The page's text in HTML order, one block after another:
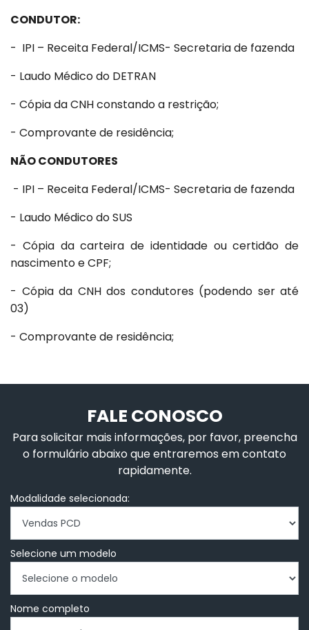
CONDUTOR:
- IPI – Receita Federal/ICMS- Secretaria de fazenda
- Laudo Médico do DETRAN
- Cópia da CNH constando a restrição;
- Comprovante de residência;
NÃO CONDUTORES
- IPI – Receita Federal/ICMS- Secretaria de fazenda
- Laudo Médico do SUS
- Cópia da carteira de identidade ou certidão de
nascimento e CPF;
- Cópia da CNH dos condutores (podendo ser até
03)
- Comprovante de residência;
FALE CONOSCO
Para solicitar mais informações, por favor, preencha
o formulário abaixo que entraremos em contato
rapidamente.
Modalidade selecionada:
Selecione um modelo
Nome completo